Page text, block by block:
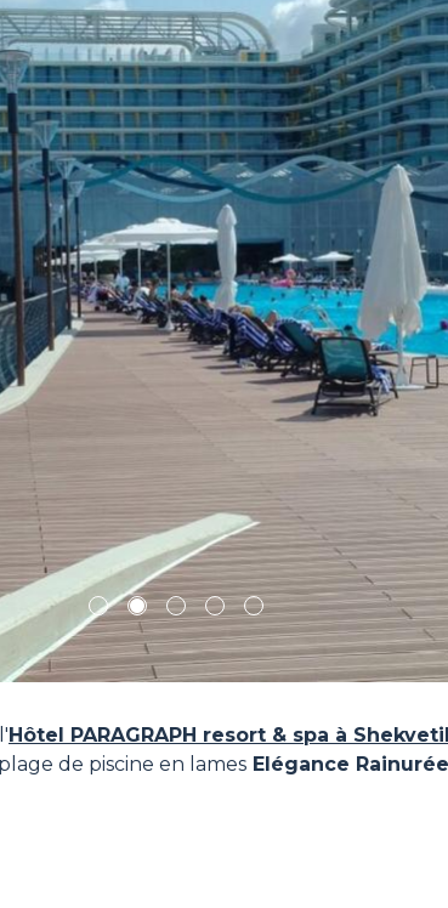
1 2 3 4 5
Hôtel PARAGRAPH resort & spa à
de piscine en lames Elégance Rainurée